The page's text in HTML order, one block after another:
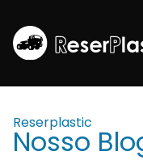
Reserplastic
Nosso